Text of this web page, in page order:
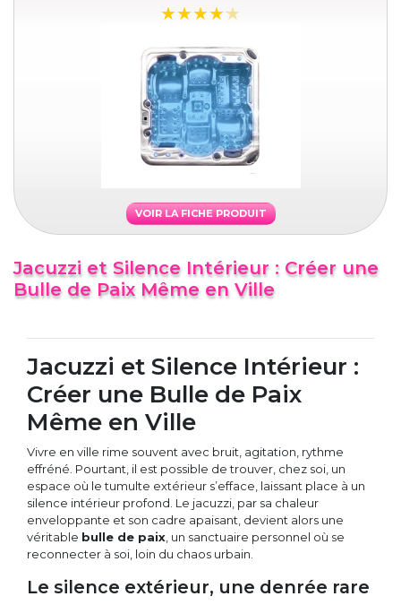
VOIR LA FICHE PRODUIT
Jacuzzi et Silence Intérieur : Créer une
Bulle de Paix Même en Ville
Jacuzzi et Silence Intérieur :
Créer une Bulle de Paix
Même en Ville
Vivre en ville rime souvent avec bruit, agitation, rythme
effréné. Pourtant, il est possible de trouver, chez soi, un
espace où le tumulte extérieur s’efface, laissant place à un
silence intérieur profond. Le jacuzzi, par sa chaleur
enveloppante et son cadre apaisant, devient alors une
véritable bulle de paix , un sanctuaire personnel où se
reconnecter à soi, loin du chaos urbain.
Le silence extérieur, une denrée rare